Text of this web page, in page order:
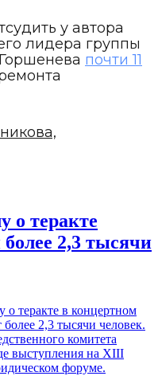
у автора
лидера группы
почти 11
о теракте
2,3 тысячи
теракте в концертном
2,3 тысячи человек.
комитета
выступления на XIII
форуме.